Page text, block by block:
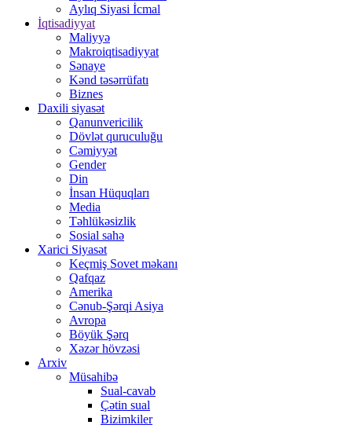
Aylıq Siyasi İcmal
İqtisadiyyat
Maliyyə
Makroiqtisadiyyat
Sənaye
Kənd təsərrüfatı
Biznes
Daxili siyasət
Qanunvericilik
Dövlət quruculuğu
Cəmiyyət
Gender
Din
İnsan Hüquqları
Media
Təhlükəsizlik
Sosial sahə
Xarici Siyasət
Keçmiş Sovet məkanı
Qafqaz
Amerika
Cənub-Şərqi Asiya
Avropa
Böyük Şərq
Xəzər hövzəsi
Arxiv
Müsahibə
Sual-cavab
Çətin sual
Bizimkiler